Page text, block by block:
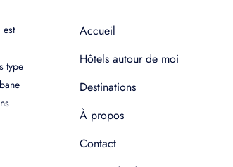
est
type
Accueil
Hôtels autour de moi
Destinations
À propos
Contact